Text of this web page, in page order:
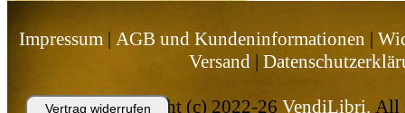
Impressum | AGB und Kundeninformationen |
Versand|
Copyright (c) 2022-26 VendiLibri. All
Vertrag widerrufen